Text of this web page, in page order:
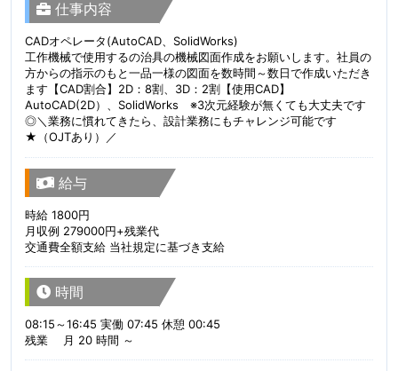
仕事内容
CADオペレータ(AutoCAD、SolidWorks)
工作機械で使用するの治具の機械図面作成をお願いします。社員の
方からの指示のもと一品一様の図面を数時間～数日で作成いただき
ます【CAD割合】2D：8割、3D：2割【使用CAD】
AutoCAD(2D）、SolidWorks ※3次元経験が無くても大丈夫です
◎＼業務に慣れてきたら、設計業務にもチャレンジ可能です
★（OJTあり）／
給与
時給 1800円
月収例 279000円+残業代
交通費全額支給 当社規定に基づき支給
時間
08:15～16:45 実働 07:45 休憩 00:45
残業 月 20 時間 ～